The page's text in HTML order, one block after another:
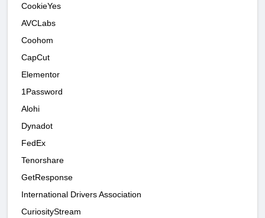
CookieYes
AVCLabs
Coohom
CapCut
Elementor
1Password
Alohi
Dynadot
FedEx
Tenorshare
GetResponse
International Drivers Association
CuriosityStream